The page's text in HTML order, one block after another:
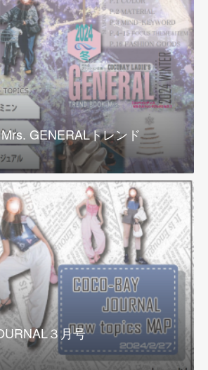
GENERALトレンド
３月号